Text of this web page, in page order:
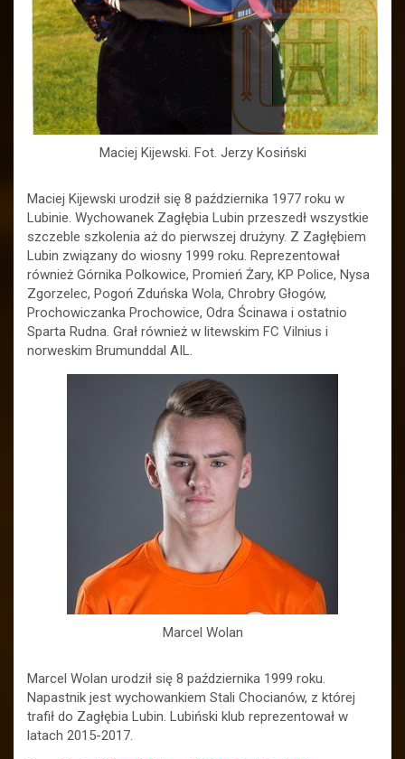
Maciej Kijewski. Fot. Jerzy Kosiński
Maciej Kijewski urodził się 8 października 1977 roku w
Lubinie. Wychowanek Zagłębia Lubin przeszedł wszystkie
szczeble szkolenia aż do pierwszej drużyny. Z Zagłębiem
Lubin związany do wiosny 1999 roku. Reprezentował
również Górnika Polkowice, Promień Żary, KP Police, Nysa
Zgorzelec, Pogoń Zduńska Wola, Chrobry Głogów,
Prochowiczanka Prochowice, Odra Ścinawa i ostatnio
Sparta Rudna. Grał również w litewskim FC Vilnius i
norweskim Brumunddal AIL.
Marcel Wolan
Marcel Wolan urodził się 8 października 1999 roku.
Napastnik jest wychowankiem Stali Chocianów, z której
trafił do Zagłębia Lubin. Lubiński klub reprezentował w
latach 2015-2017.